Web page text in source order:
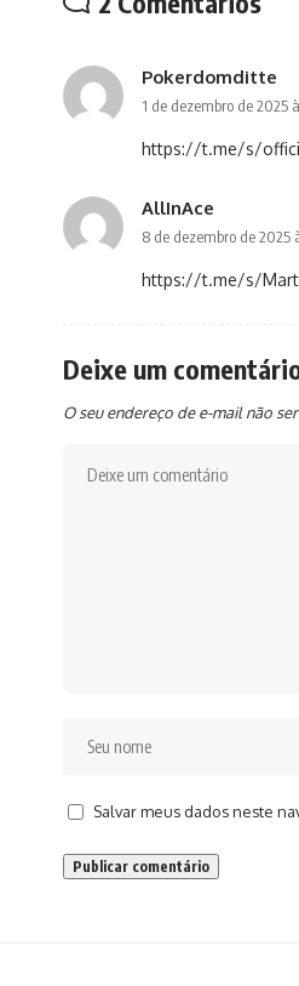
Pokerdomditte
1 de dezembro de 2025
https://t.me/s/
AllInAce
8 de dezembro de 2025
https://t.me/s/
Deixe um
O seu endereço de e-mail não
Salvar meus dados neste